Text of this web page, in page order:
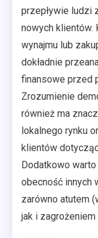
przepływie ludzi
nowych klientów.
wynajmu lub
dokładnie
finansowe przed
Zrozumienie
również ma
lokalnego rynku
klientów
Dodatkowo
obecność innych
zarówno atutem
jak i